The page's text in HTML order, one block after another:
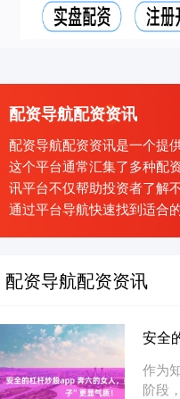
配资导航配资资讯
配资导航配资资讯是一个提
这个平台通常汇集了多种配
讯平台不仅帮助投资者了解
通过平台导航快速找到适合
配资导航配资资讯
安全
作为
阶段